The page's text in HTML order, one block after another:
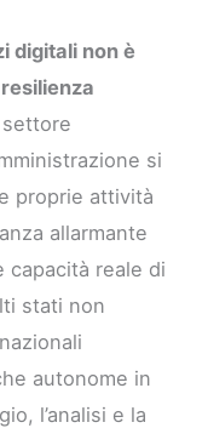
digitali non è
si
proprie attività
allarmante
capacità reale di
stati non
autonome in
l’analisi e la